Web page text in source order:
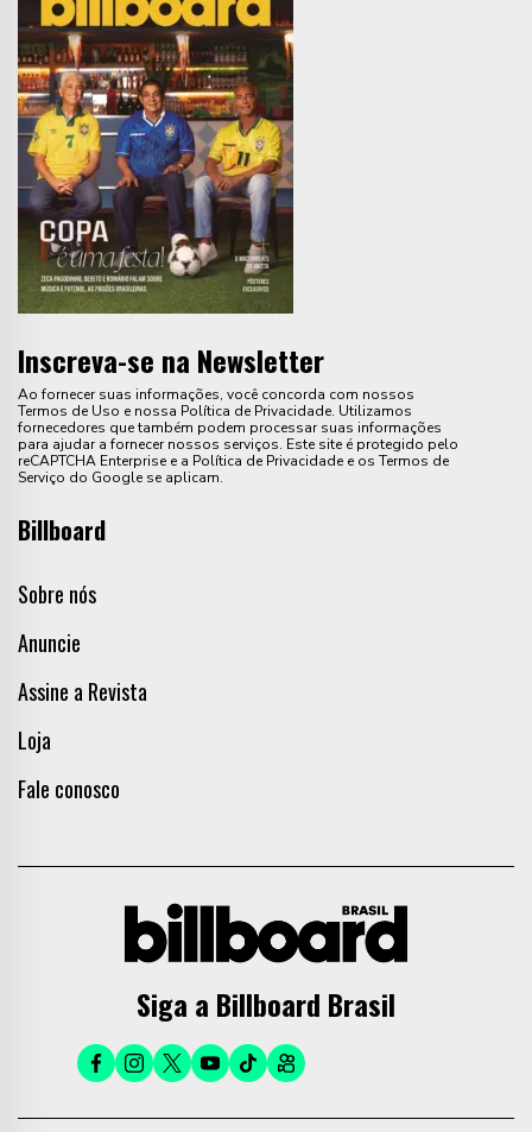
Inscreva-se na Newsletter
Ao fornecer suas informações, você concorda com nossos
Termos de Uso e nossa Política de Privacidade. Utilizamos
fornecedores que também podem processar suas informações
para ajudar a fornecer nossos serviços. Este site é protegido pelo
reCAPTCHA Enterprise e a Política de Privacidade e os Termos de
Serviço do Google se aplicam.
Billboard
Sobre nós
Anuncie
Assine a Revista
Loja
Fale conosco
Siga a Billboard Brasil